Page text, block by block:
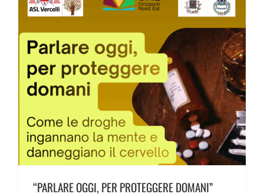
“PARLARE OGGI, PER PROTEGGERE DOMANI”